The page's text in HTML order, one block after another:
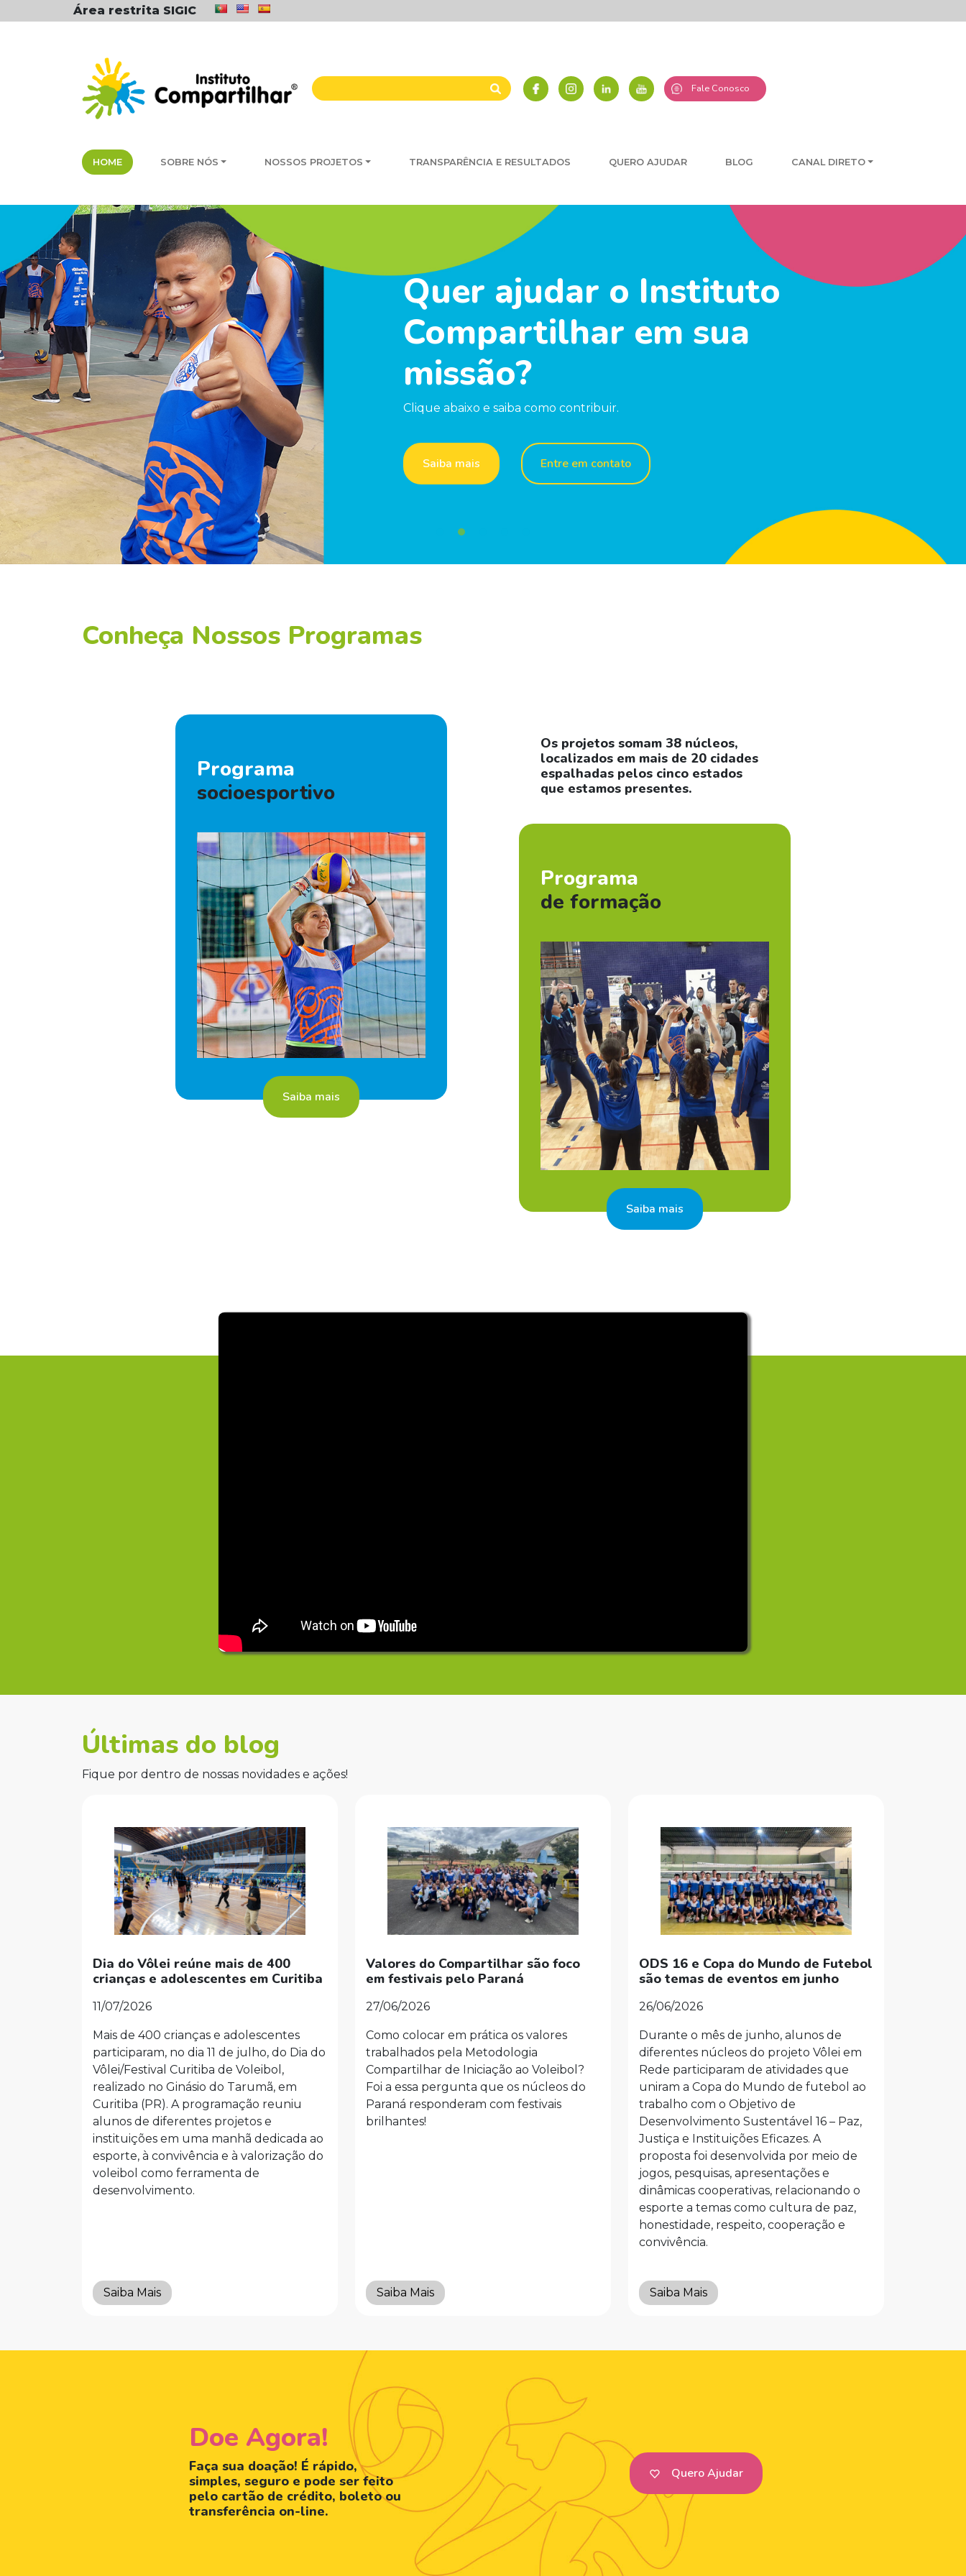
Área restrita SIGIC
Fale Conosco
HOME SOBRE NÓS NOSSOS PROJETOS TRANSPARÊNCIA E RESULTADOS QUERO AJUDAR BLOG CANAL DIRETO
Quer ajudar o Instituto
Compartilhar em sua
missão?
Clique abaixo e saiba como contribuir.
Saiba mais Entre em contato
Conheça Nossos Programas
Programa
socioesportivo
Saiba mais
Os projetos somam 38 núcleos,
localizados em mais de 20 cidades
espalhadas pelos cinco estados
que estamos presentes.
Programa
de formação
Saiba mais
Últimas do blog
Fique por dentro de nossas novidades e ações!
Dia do Vôlei reúne mais de 400
crianças e adolescentes em Curitiba
11/07/2026
Mais de 400 crianças e adolescentes
participaram, no dia 11 de julho, do Dia do
Vôlei/Festival Curitiba de Voleibol,
realizado no Ginásio do Tarumã, em
Curitiba (PR). A programação reuniu
alunos de diferentes projetos e
instituições em uma manhã dedicada ao
esporte, à convivência e à valorização do
voleibol como ferramenta de
desenvolvimento.
Saiba Mais
Valores do Compartilhar são foco
em festivais pelo Paraná
27/06/2026
Como colocar em prática os valores
trabalhados pela Metodologia
Compartilhar de Iniciação ao Voleibol?
Foi a essa pergunta que os núcleos do
Paraná responderam com festivais
brilhantes!
Saiba Mais
ODS 16 e Copa do Mundo de Futebol
são temas de eventos em junho
26/06/2026
Durante o mês de junho, alunos de
diferentes núcleos do projeto Vôlei em
Rede participaram de atividades que
uniram a Copa do Mundo de futebol ao
trabalho com o Objetivo de
Desenvolvimento Sustentável 16 – Paz,
Justiça e Instituições Eficazes. A
proposta foi desenvolvida por meio de
jogos, pesquisas, apresentações e
dinâmicas cooperativas, relacionando o
esporte a temas como cultura de paz,
honestidade, respeito, cooperação e
convivência.
Saiba Mais
Doe Agora!
Faça sua doação! É rápido,
simples, seguro e pode ser feito
pelo cartão de crédito, boleto ou
transferência on-line.
Quero Ajudar